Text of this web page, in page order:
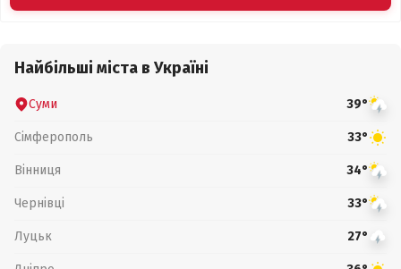
Найбільші міста в Україні
Суми 39°
Сімферополь 33°
Вінниця 34°
Чернівці 33°
Луцьк 27°